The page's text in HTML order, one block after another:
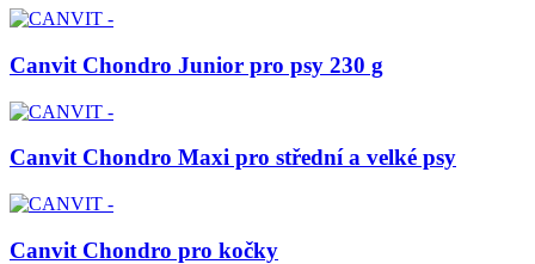
Canvit Chondro Junior pro psy 230 g
Canvit Chondro Maxi pro střední a velké psy
Canvit Chondro pro kočky